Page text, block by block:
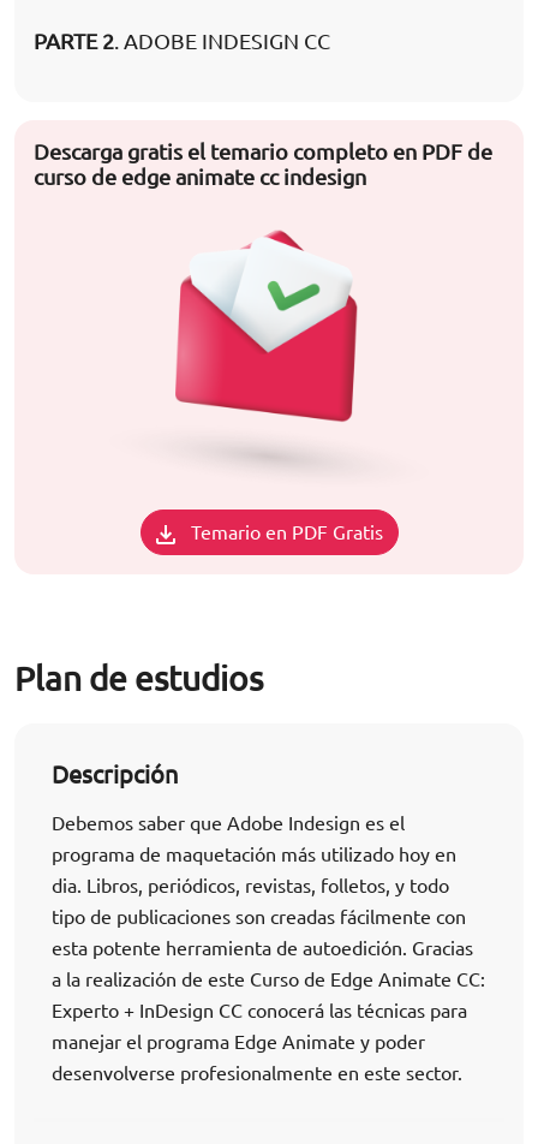
PARTE 2. ADOBE INDESIGN CC
Descarga gratis el temario completo en PDF de
curso de edge animate cc indesign
Temario en PDF Gratis
Plan de estudios
Descripción
Debemos saber que Adobe Indesign es el
programa de maquetación más utilizado hoy en
dia. Libros, periódicos, revistas, folletos, y todo
tipo de publicaciones son creadas fácilmente con
esta potente herramienta de autoedición. Gracias
a la realización de este Curso de Edge Animate CC:
Experto + InDesign CC conocerá las técnicas para
manejar el programa Edge Animate y poder
desenvolverse profesionalmente en este sector.